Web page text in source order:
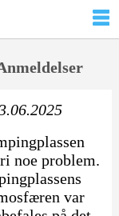
noe problem.
var